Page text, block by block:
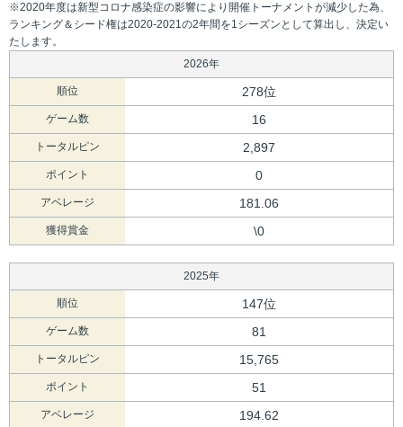
※2020年度は新型コロナ感染症の影響により開催トーナメントが減少した為、
ランキング＆シード権は2020-2021の2年間を1シーズンとして算出し、決定い
たします。
2026年
順位 278位
ゲーム数 16
トータルピン 2,897
ポイント 0
アベレージ 181.06
獲得賞金 \0
2025年
順位 147位
ゲーム数 81
トータルピン 15,765
ポイント 51
アベレージ 194.62